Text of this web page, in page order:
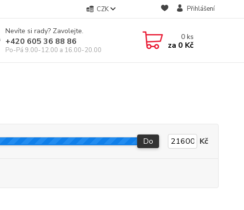
CZK Přihlášení
Nevíte si rady? Zavolejte.
+420 605 36 88 86
Po-Pá 9.00-12.00 a 16.00-20.00
0ks
za 0 Kč
Do Kč